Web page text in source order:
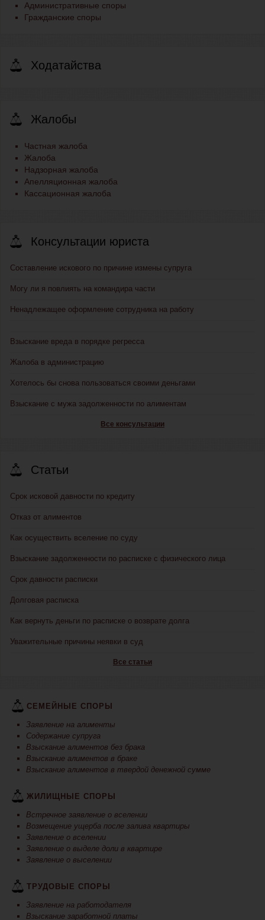
Административные споры
Гражданские споры
Ходатайства
Жалобы
Частная жалоба
Жалоба
Надзорная жалоба
Апелляционная жалоба
Кассационная жалоба
Консультации юриста
Составление искового по причине измены супруга
Могу ли я повлиять на командира части
Ненадлежащее оформление сотрудника на работу
Взыскание вреда в порядке регресса
Жалоба в администрацию
Хотелось бы снова пользоваться своими деньгами
Взыскание с мужа задолженности по алиментам
Все консультации
Статьи
Срок исковой давности по кредиту
Отказ от алиментов
Как осуществить вселение по суду
Взыскание задолженности по расписке с физического лица
Срок давности расписки
Долговая расписка
Как вернуть деньги по расписке о возврате долга
Уважительные причины неявки в суд
Все статьи
СЕМЕЙНЫЕ СПОРЫ
Заявление на алименты
Содержание супруга
Взыскание алиментов без брака
Взыскание алиментов в браке
Взыскание алиментов в твердой денежной сумме
ЖИЛИЩНЫЕ СПОРЫ
Встречное заявление о вселении
Возмещение ущерба после залива квартиры
Заявление о вселении
Заявление о выделе доли в квартире
Заявление о выселении
ТРУДОВЫЕ СПОРЫ
Заявление на работодателя
Взыскание заработной платы